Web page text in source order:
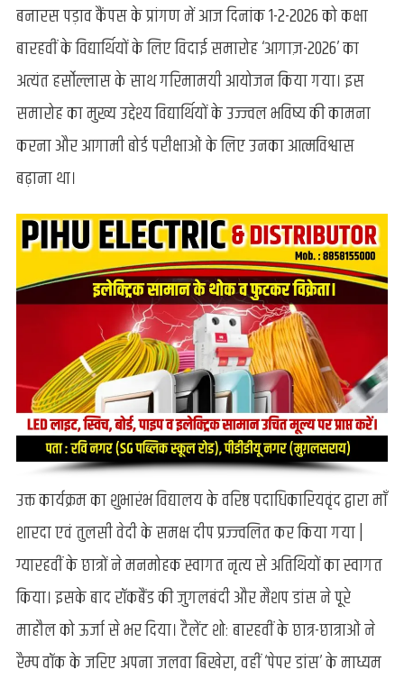
में
विदाई
आगाज़
संपन्न
बनारस पड़ाव कैंपस के प्रांगण में आज दिनांक 1-2-2026 को कक्षा
बारहवीं के विद्यार्थियों के लिए विदाई समारोह ‘आगाज़-2026’ का
अत्यंत हर्सोल्लास के साथ गरिमामयी आयोजन किया गया। इस
समारोह का मुख्य उद्देश्य विद्यार्थियों के उज्ज्वल भविष्य की कामना
करना और आगामी बोर्ड परीक्षाओं के लिए उनका आत्मविश्वास
बढ़ाना था।
उक्त कार्यक्रम का शुभारंभ विद्यालय के वरिष्ठ पदाधिकारियवृंद द्वारा माँ
शारदा एवं तुलसी वेदी के समक्ष दीप प्रज्ज्वलित कर किया गया |
ग्यारहवीं के छात्रों ने मनमोहक स्वागत नृत्य से अतिथियों का स्वागत
किया। इसके बाद रॉकबैंड की जुगलबंदी और मैशप डांस ने पूरे
माहौल को ऊर्जा से भर दिया। टैलेंट शो: बारहवीं के छात्र-छात्राओं ने
रैम्प वॉक के जरिए अपना जलवा बिखेरा, वहीं ‘पेपर डांस’ के माध्यम